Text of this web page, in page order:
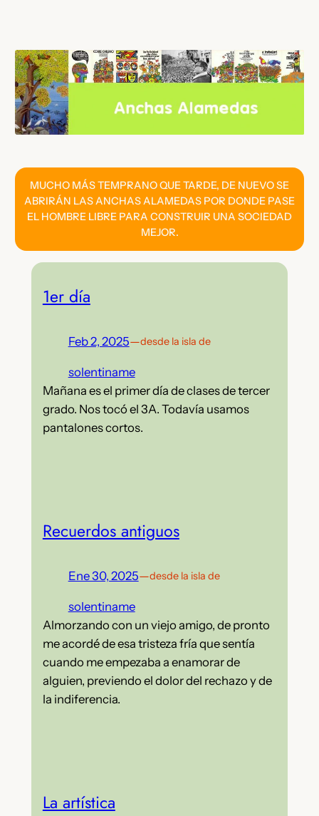
contenido
MUCHO MÁS TEMPRANO QUE TARDE, DE NUEVO SE
ABRIRÁN LAS ANCHAS ALAMEDAS POR DONDE PASE
EL HOMBRE LIBRE PARA CONSTRUIR UNA SOCIEDAD
MEJOR.
1er día
Feb 2, 2025—desde la isla de
solentiname
Mañana es el primer día de clases de tercer
grado. Nos tocó el 3A. Todavía usamos
pantalones cortos.
Recuerdos antiguos
Ene 30, 2025—desde la isla de
solentiname
Almorzando con un viejo amigo, de pronto
me acordé de esa tristeza fría que sentía
cuando me empezaba a enamorar de
alguien, previendo el dolor del rechazo y de
la indiferencia.
La artística